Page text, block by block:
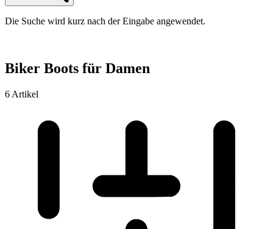
Die Suche wird kurz nach der Eingabe angewendet.
Biker Boots für Damen
6 Artikel